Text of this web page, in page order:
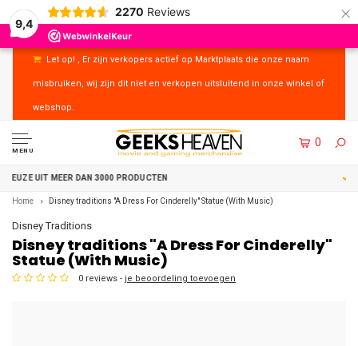
9,4
2270 Reviews ×
Let op! , Er zijn verkopers actief op Marktplaats die onze naam
misbruiken, wij zijn dit niet en verkopen uitsluitend in onze winkel of
webshop.
MENU
0
UITSTEKENDE KLANTENSERVICE
Home Disney traditions "A Dress For Cinderelly" Statue (With Music)
Disney Traditions
Disney traditions "A Dress For Cinderelly"
Statue (With Music)
0 reviews - je beoordeling toevoegen